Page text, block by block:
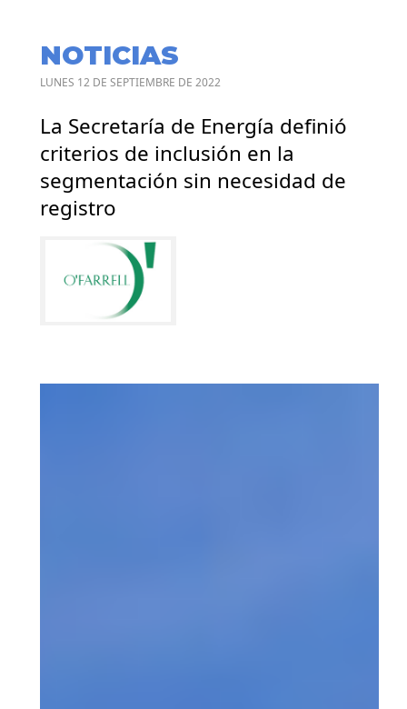
NOTICIAS
LUNES 12 DE SEPTIEMBRE DE 2022
La Secretaría de Energía definió
criterios de inclusión en la
segmentación sin necesidad de
registro